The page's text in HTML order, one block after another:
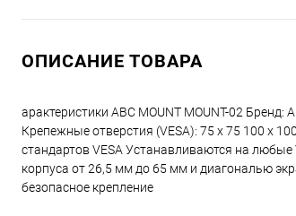
ОПИСАНИЕ ТОВАРА
арактеристики ABC MOUNT MOUNT-02
Крепежные отверстия (VESA): 75 x 75 100 x
стандартов VESA Устанавливаются на
корпуса от 26,5 мм до 65 мм и диагональю
безопасное крепление